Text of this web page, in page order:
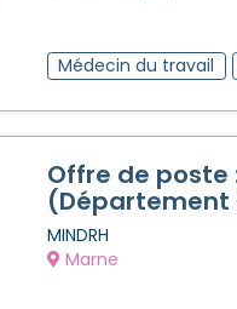
Médecin du travail
Offre de
(Département
MINDRH
Marne